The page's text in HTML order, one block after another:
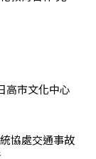
高市文化中心
協處交通事故